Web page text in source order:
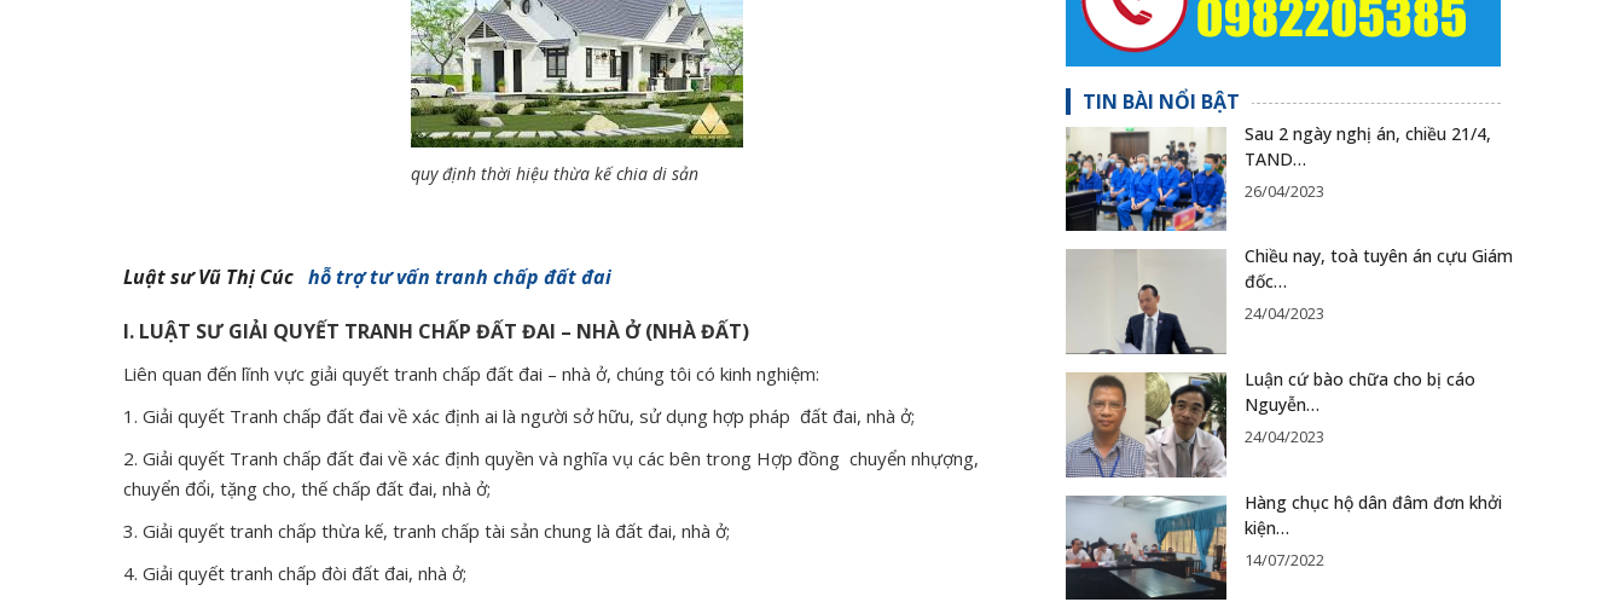
quy định thời hiệu thừa kế chia di sản
Luật sư Vũ Thị Cúc hỗ trợ tư vấn tranh chấp đất đai
I. LUẬT SƯ GIẢI QUYẾT TRANH CHẤP ĐẤT ĐAI – NHÀ Ở (NHÀ ĐẤT)
Liên quan đến lĩnh vực giải quyết tranh chấp đất đai – nhà ở, chúng tôi có kinh nghiệm:
1. Giải quyết Tranh chấp đất đai về xác định ai là người sở hữu, sử dụng hợp pháp đất đai, nhà ở;
2. Giải quyết Tranh chấp đất đai về xác định quyền và nghĩa vụ các bên trong Hợp đồng chuyển nhựợng,
chuyển đổi, tặng cho, thế chấp đất đai, nhà ở;
3. Giải quyết tranh chấp thừa kế, tranh chấp tài sản chung là đất đai, nhà ở;
4. Giải quyết tranh chấp đòi đất đai, nhà ở;
TIN BÀI NỔI BẬT
Sau 2 ngày nghị án, chiều 21/4,
TAND…
26/04/2023
Chiều nay, toà tuyên án cựu Giám
đốc…
24/04/2023
Luận cứ bào chữa cho bị cáo
Nguyễn…
24/04/2023
Hàng chục hộ dân đâm đơn khởi
kiện…
14/07/2022